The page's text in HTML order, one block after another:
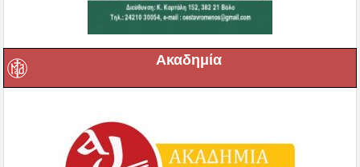
Ακαδημία